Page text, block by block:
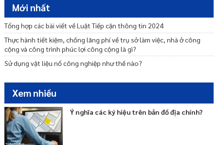
Quyền tự do báo chí, quyền tự do ngôn luận trên báo chí của công
dân được quy định ra sao?
Mới nhất
Tổng hợp các bài viết về Luật Tiếp cận thông tin 2024
Thực hành tiết kiệm, chống lãng phí về trụ sở làm việc, nhà ở công
cộng và công trình phúc lợi công cộng là gì?
Sử dụng vật liệu nổ công nghiệp như thế nào?
Xem nhiều
Ý nghĩa các ký hiệu trên bản đồ địa chính?